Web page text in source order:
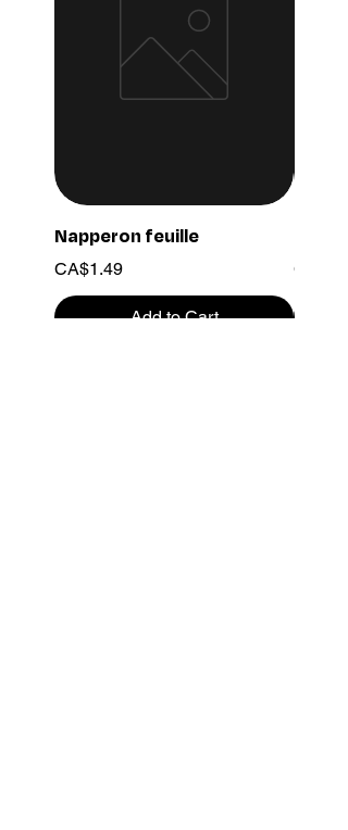
Napperon feuille
Price
CA$1.49
Add to Cart
Price